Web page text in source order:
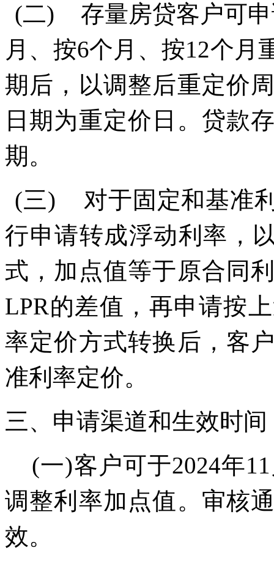
(二)
存量房贷客户可
月、按6个月、按12个月
期后，以调整后重定价
日期为重定价日。 贷款
期。
(三)
对于固定和基准
行申请转成浮动利率，
式，加点值等于原合同
LPR的差值，再申请按
率定价方式转换后，客
准利率定价。
三、申请渠道和生效时间
(一)客户可于2024年11
调整利率加点值。审核
效。